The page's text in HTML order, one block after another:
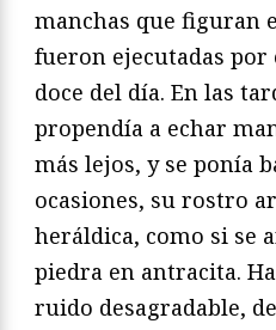
manchas que figuran
fueron ejecutadas por
doce del día. En las
propendía a echar
más lejos, y se ponía
ocasiones, su rostro
heráldica, como si se
piedra en antracita.
ruido desagradable,